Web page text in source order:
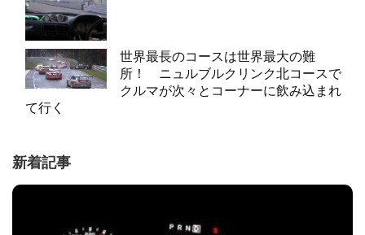
世界最長のコースは世界最大の難
所！ ニュルブルクリンク北コースで
クルマが次々とコーナーに飲み込まれ
て行く
新着記事